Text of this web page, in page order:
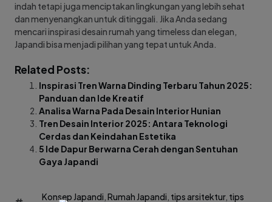
indah tetapi juga menciptakan lingkungan yang lebih sehat
dan menyenangkan untuk ditinggali. Jika Anda sedang
mencari inspirasi desain rumah yang timeless dan elegan,
Japandi bisa menjadi pilihan yang tepat untuk Anda.
Related Posts:
Inspirasi Tren Warna Dinding Terbaru Tahun 2025:
Panduan dan Ide Kreatif
Analisa Warna Pada Desain Interior Hunian
Tren Desain Interior 2025: Antara Teknologi
Cerdas dan Keindahan Estetika
5 Ide Dapur Berwarna Cerah dengan Sentuhan
Gaya Japandi
Konsep Japandi,Rumah Japandi, tips arsitektur, tips